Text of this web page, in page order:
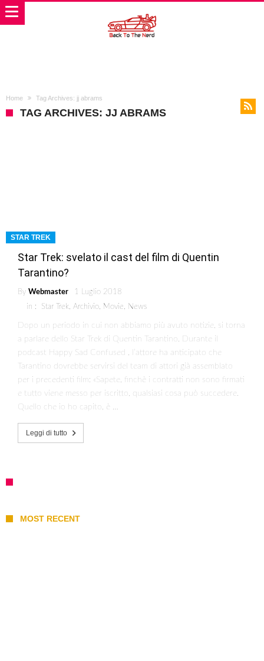
Home Tag Archives: jj abrams
TAG ARCHIVES: JJ ABRAMS
STAR TREK
Star Trek: svelato il cast del film di Quentin
Tarantino?
By Webmaster
1 Luglio 2018
in : Star Trek, Archivio, Movie, News
Dopo un periodo in cui non abbiamo più avuto notizie, si torna
a parlare dello Star Trek di Quentin Tarantino. Durante il
podcast Happy Sad Confused , l’attore ha anticipato che
Tarantino dovrebbe servirsi del team di attori già assemblato
per i precedenti film: «Sapete, finchè i contratti non sono firmati
e tutto viene messo per iscritto, qualsiasi cosa può succedere.
Quello che io ho capito, è …
Leggi di tutto
MOST RECENT